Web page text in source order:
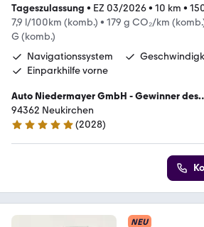
Tageszulassung • EZ 03/2026• 10 km •
7,9 l/100km (komb.) • 179 g CO₂/km
G (komb.)
Navigationssystem
Einparkhilfe vorne
Auto Niedermayer GmbH - Gewinner des
Gebrauchtwagen Awards 2025
94362 Neukirchen
4.9 Sterne
(2028)
NEU